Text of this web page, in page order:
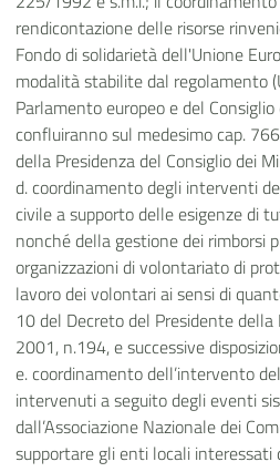
rendicontazione delle risorse
Fondo di solidarietà dell'Unione
modalità stabilite dal regolamento
Parlamento europeo e del
confluiranno sul medesimo cap.
della Presidenza del Consiglio dei
d. coordinamento degli interventi
civile a supporto delle esigenze di
nonché della gestione dei rimborsi
organizzazioni di volontariato di
lavoro dei volontari ai sensi di
10 del Decreto del Presidente della
2001, n.194, e successive
e. coordinamento dell’intervento
intervenuti a seguito degli eventi
dall’Associazione Nazionale dei
supportare gli enti locali